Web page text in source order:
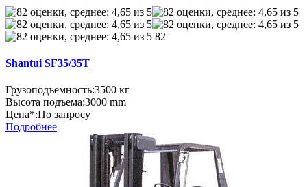
82
Shantui SF35/35T
Грузоподъемность:3500 кг
Высота подъема:3000 mm
Цена*:По запросу
Подробнее